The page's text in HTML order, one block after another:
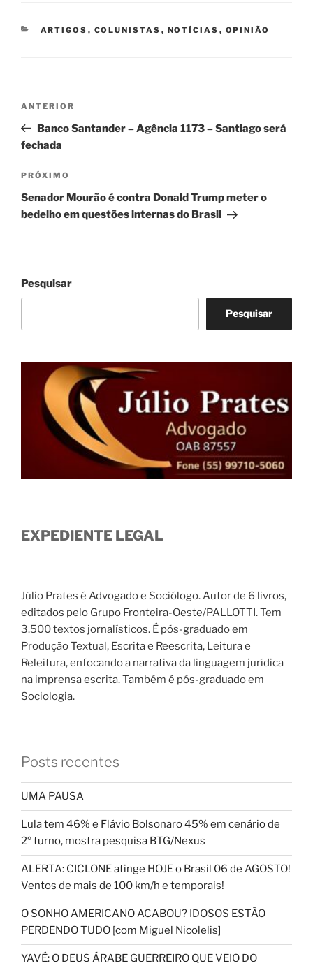
CATEGORIAS
ARTIGOS , COLUNISTAS , NOTÍCIAS , OPINIÃO
Post
Post
anterior
ANTERIOR
Banco Santander – Agência 1173 – Santiago será
fechada
Próximo
post
PRÓXIMO
Senador Mourão é contra Donald Trump meter o
bedelho em questões internas do Brasil
Pesquisar
Pesquisar
EXPEDIENTE LEGAL
Júlio Prates é Advogado e Sociólogo. Autor de 6 livros,
editados pelo Grupo Fronteira-Oeste/PALLOTTI. Tem
3.500 textos jornalísticos. É pós-graduado em
Produção Textual, Escrita e Reescrita, Leitura e
Releitura, enfocando a narrativa da linguagem jurídica
na imprensa escrita. Também é pós-graduado em
Sociologia.
Posts recentes
UMA PAUSA
Lula tem 46% e Flávio Bolsonaro 45% em cenário de
2º turno, mostra pesquisa BTG/Nexus
ALERTA: CICLONE atinge HOJE o Brasil 06 de AGOSTO!
Ventos de mais de 100 km/h e temporais!
O SONHO AMERICANO ACABOU? IDOSOS ESTÃO
PERDENDO TUDO [com Miguel Nicolelis]
YAVÉ: O DEUS ÁRABE GUERREIRO QUE VEIO DO